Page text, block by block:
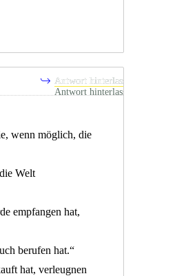
Antwort hinterlassen
wenn möglich, die
Welt
empfangen hat,
berufen hat.“
hat, verleugnen